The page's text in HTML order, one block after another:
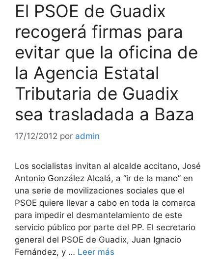
El PSOE de Guadix
recogerá firmas para
evitar que la oficina de
la Agencia Estatal
Tributaria de Guadix
sea trasladada a Baza
17/12/2012 por admin
Los socialistas invitan al alcalde accitano, José
Antonio González Alcalá, a “ir de la mano” en
una serie de movilizaciones sociales que el
PSOE quiere llevar a cabo en toda la comarca
para impedir el desmantelamiento de este
servicio público por parte del PP. El secretario
general del PSOE de Guadix, Juan Ignacio
Fernández, y … Leer más